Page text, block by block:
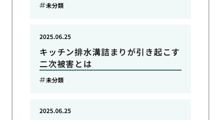
未分類
キッチン排水溝詰まりが引き起こす
二次被害とは
2025.06.25
未分類
2025.06.25